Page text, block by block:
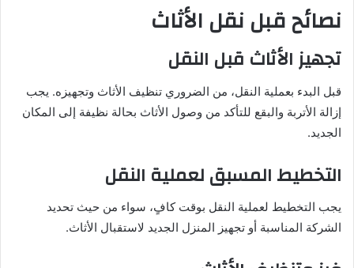
نصائح قبل نقل الأثاث
تجهيز الأثاث قبل النقل
قبل البدء بعملية النقل، من الضروري تنظيف الأثاث وتجهيزه. يجب
إزالة الأتربة والبقع للتأكد من وصول الأثاث بحالة نظيفة إلى المكان
الجديد.
التخطيط المسبق لعملية النقل
يجب التخطيط لعملية النقل بوقت كافٍ، سواء من حيث تحديد
الشركة المناسبة أو تجهيز المنزل الجديد لاستقبال الأثاث.